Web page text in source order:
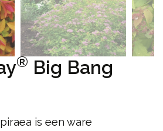
® Big Bang
is een ware